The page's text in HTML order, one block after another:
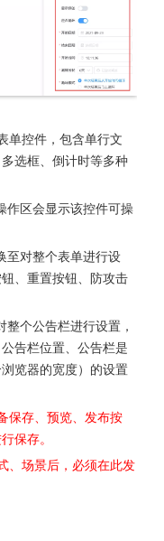
单控件，包含单行文
选框、倒计时等多种
作区会显示该控件可操
至对整个表单进行设
、重置按钮、防攻击
个公告栏进行设置，
告栏位置、公告栏是
览器的宽度）的设置
保存、预览、发布按
保存。
、场景后，必须在此发